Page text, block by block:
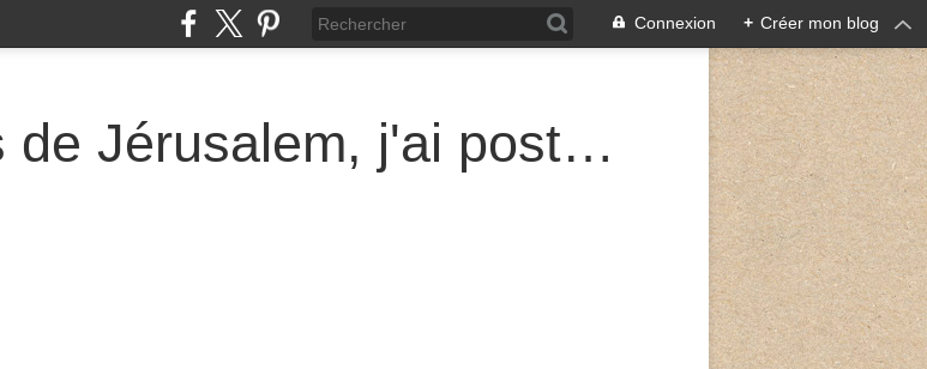
Connexion + Créer mon blog
Sur les murailles de Jérusalem, j'ai posté des gardes